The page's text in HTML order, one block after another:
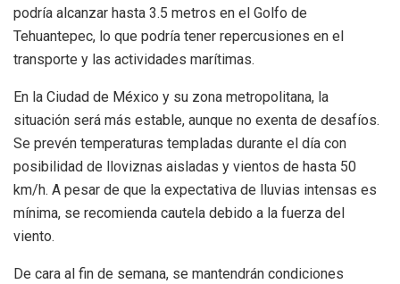
podría alcanzar hasta 3.5 metros en el Golfo de
Tehuantepec, lo que podría tener repercusiones en el
transporte y las actividades marítimas.
En la Ciudad de México y su zona metropolitana, la
situación será más estable, aunque no exenta de desafíos.
Se prevén temperaturas templadas durante el día con
posibilidad de lloviznas aisladas y vientos de hasta 50
km/h. A pesar de que la expectativa de lluvias intensas es
mínima, se recomienda cautela debido a la fuerza del
viento.
De cara al fin de semana, se mantendrán condiciones